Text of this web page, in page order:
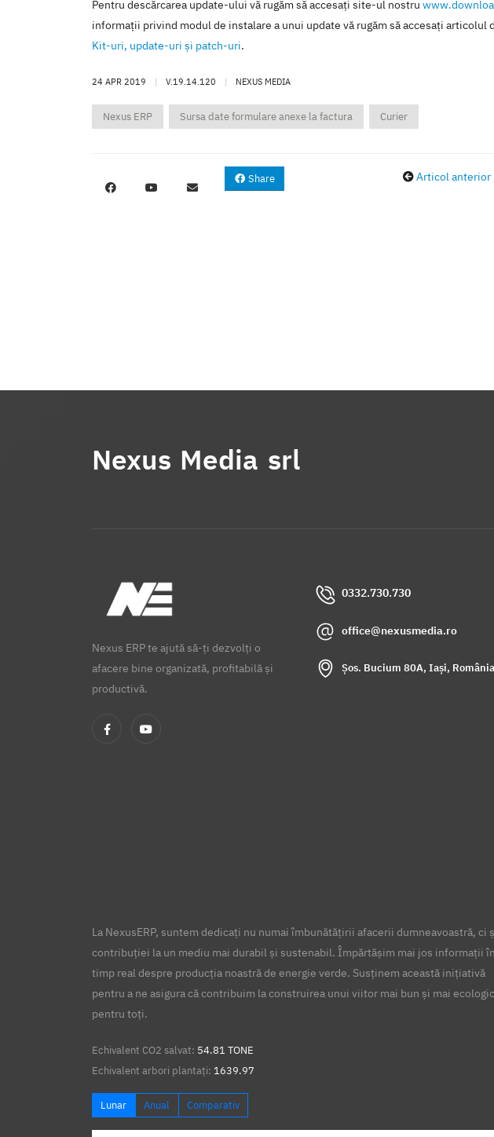
Pentru descărcarea update-ului vă rugăm să accesaţi site-ul nostru
informaţii privind modul de instalare a unui update vă rugăm să accesaţi articolul
Kit-uri, update-uri şi patch-uri.
24 APR 2019 | V.19.14.120 | NEXUS MEDIA
Nexus ERP Sursa date formulare anexe la factura Curier
Share Articol anterior
Nexus Media srl
Nexus ERP te ajută să-ți dezvolți o
afacere bine organizată, profitabilă și
productivă.
0332.730.730
office@nexusmedia.ro
Șos. Bucium 80A, Iași, România
La NexusERP, suntem dedicați nu numai îmbunătățirii afacerii dumneavoastră, ci
contribuției la un mediu mai durabil și sustenabil. Împărtășim mai jos informații în
timp real despre producția noastră de energie verde. Susținem această inițiativă
pentru a ne asigura că contribuim la construirea unui viitor mai bun și mai ecologic
pentru toți.
Echivalent CO2 salvat: 54.81 TONE
Echivalent arbori plantați: 1639.97
Lunar Anual Comparativ